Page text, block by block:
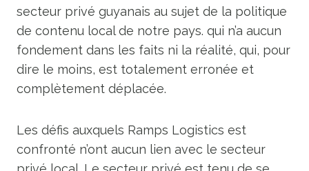
secteur privé guyanais au sujet de la politique
de contenu local de notre pays. qui n’a aucun
fondement dans les faits ni la réalité, qui, pour
dire le moins, est totalement erronée et
complètement déplacée.
Les défis auxquels Ramps Logistics est
confronté n’ont aucun lien avec le secteur